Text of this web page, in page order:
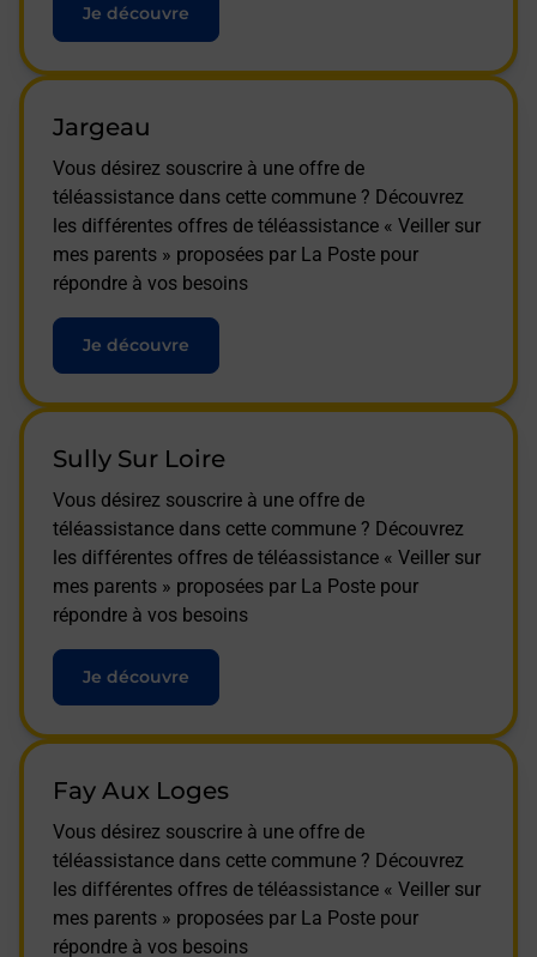
Je découvre
Jargeau
Vous désirez souscrire à une offre de
téléassistance dans cette commune ? Découvrez
les différentes offres de téléassistance « Veiller sur
mes parents » proposées par La Poste pour
répondre à vos besoins
Je découvre
Sully Sur Loire
Vous désirez souscrire à une offre de
téléassistance dans cette commune ? Découvrez
les différentes offres de téléassistance « Veiller sur
mes parents » proposées par La Poste pour
répondre à vos besoins
Je découvre
Fay Aux Loges
Vous désirez souscrire à une offre de
téléassistance dans cette commune ? Découvrez
les différentes offres de téléassistance « Veiller sur
mes parents » proposées par La Poste pour
répondre à vos besoins